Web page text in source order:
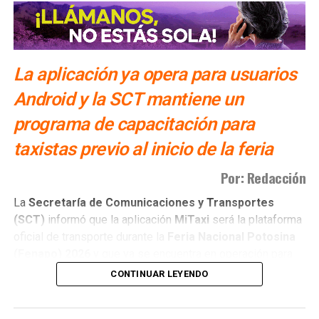
SIGUIENTE
Gallardo inauguró obras de rehabilitación en Villa de
Arriaga
NO TE PIERDAS
Ayuntamiento de Catorce negó cierre del túnel El
Ogarrio
La aplicación ya opera para usuarios
Android y la SCT mantiene un
programa de capacitación para
taxistas previo al inicio de la feria
Por: Redacción
La Secretaría de Comunicaciones y Transportes
(SCT) informó que la aplicación MiTaxi será la plataforma
usuarios con dispositivosAndroid.
CONTINUAR LEYENDO